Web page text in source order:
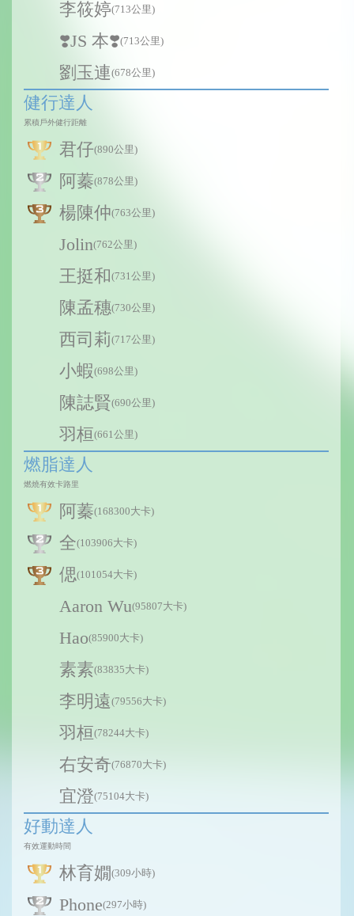
李筱婷(713公里)
❣️JS 本❣️(713公里)
劉玉連(678公里)
健行達人
累積戶外健行距離
君仔(890公里)
阿蓁(878公里)
楊陳仲(763公里)
Jolin(762公里)
王挺和(731公里)
陳孟穗(730公里)
西司莉(717公里)
小蝦(698公里)
陳誌賢(690公里)
羽桓(661公里)
燃脂達人
燃燒有效卡路里
阿蓁(168300大卡)
全(103906大卡)
偲(101054大卡)
Aaron Wu(95807大卡)
Hao(85900大卡)
素素(83835大卡)
李明遠(79556大卡)
羽桓(78244大卡)
右安奇(76870大卡)
宜澄(75104大卡)
好動達人
有效運動時間
林育嫺(309小時)
Phone(297小時)